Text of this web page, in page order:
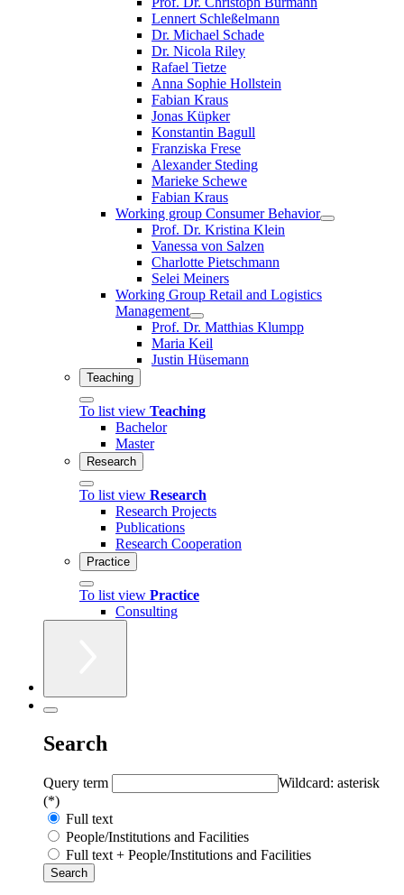
Lennert Schleßelmann
Dr. Michael Schade
Dr. Nicola Riley
Rafael Tietze
Anna Sophie Hollstein
Fabian Kraus
Jonas Küpker
Konstantin Bagull
Franziska Frese
Alexander Steding
Marieke Schewe
Fabian Kraus
Working group Consumer Behavior
Prof. Dr. Kristina Klein
Vanessa von Salzen
Charlotte Pietschmann
Selei Meiners
Working Group Retail and Logistics
Management
Prof. Dr. Matthias Klumpp
Maria Keil
Justin Hüsemann
Teaching
To list view Teaching
Bachelor
Master
Research
To list view Research
Research Projects
Publications
Research Cooperation
Practice
To list view Practice
Consulting
Search
Query term
Wildcard: asterisk
(*)
Full text
People/Institutions and Facilities
Full text + People/Institutions and Facilities